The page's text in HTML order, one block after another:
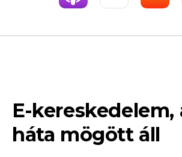
E-kereskedelem,
háta mögött áll